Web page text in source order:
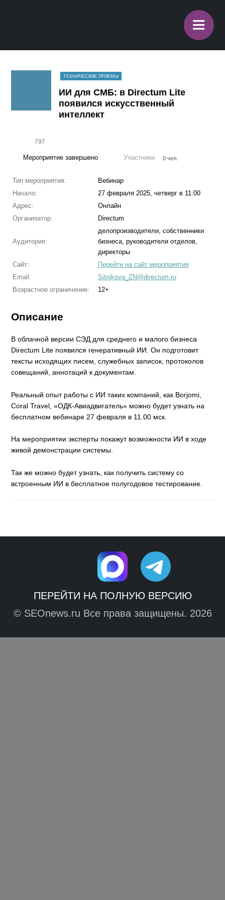
≡
ТЕХНИЧЕСКИЕ ПРИЕМЫ
ИИ для СМБ: в Directum Lite
появился искусственный
интеллект
797
Мероприятие завершено Участники 0 чел.
Тип мероприятия:
Вебинар
Начало:
27 февраля 2025, четверг в 11:00
Адрес:
Онлайн
Организатор:
Directum
Аудитория:
делопроизводители, собственники
бизнеса, руководители отделов,
директоры
Сайт:
Перейти на сайт мероприятия
Email:
Sitnikova_ZN@directum.ru
Возрастное ограничение:
12+
Описание
В облачной версии СЭД для среднего и малого бизнеса
Directum Lite появился генеративный ИИ. Он подготовит
тексты исходящих писем, служебных записок, протоколов
совещаний, аннотаций к документам.
Реальный опыт работы с ИИ таких компаний, как Borjomi,
Coral Travel, «ОДК-Авиадвигатель» можно будет узнать на
бесплатном вебинаре 27 февраля в 11.00 мск.
На мероприятии эксперты покажут возможности ИИ в ходе
живой демонстрации системы.
Так же можно будет узнать, как получить систему со
встроенным ИИ в бесплатное полугодовое тестирование.
ПЕРЕЙТИ НА ПОЛНУЮ ВЕРСИЮ
© SEOnews.ru Все права защищены. 2026